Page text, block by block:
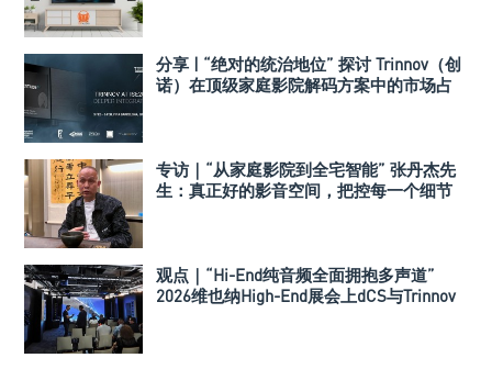
分享 | “绝对的统治地位” 探讨 Trinnov（创
诺）在顶级家庭影院解码方案中的市场占
专访｜“从家庭影院到全宅智能” 张丹杰先
生：真正好的影音空间，把控每一个细节
观点｜“Hi-End纯音频全面拥抱多声道”
2026维也纳High-End展会上dCS与Trinnov